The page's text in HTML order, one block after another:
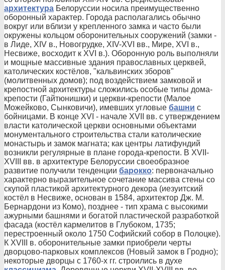
архитектура Белоруссии носила преимущественно
оборонный характер. Города располагались обычно
вокруг или вблизи у крепленного замка и часто были
окружены кольцом оборонительных сооружений (замки -
в Лиде, XIV в., Новогрудке, XIV-XVI вв., Мире, XVI в.,
Несвиже, восходит к XVI в.). Оборонную роль выполняли
и мощные массивные здания православных церквей,
католических костёлов, "кальвинских зборов"
(молитвенных домов); под воздействием замковой и
крепостной архитектуры сложились особые типы дома-
крепости (Гайтюнишки) и церкви-крепости (Малое
Можейково, Сынковичи), имевших угловые башни с
бойницами. В конце XVI - начале XVII вв. с утверждением
власти католической церкви основными объектами
монументального строительства стали католические
монастырь и замок магната; как центры латифундий
возникли регулярные в плане города-крепости. В XVII-
XVIII вв. в архитектуре Белоруссии своеобразное
развитие получили тенденции барокко: первоначально
характерно выразительное сочетание массива стены со
скупой пластикой архитектурного декора (иезуитский
костёл в Несвиже, основан в 1584, архитектор Дж. М.
Бернардони из Комо), позднее - тип храма с высокими
ажурными башнями и богатой пластической разработкой
фасада (костёл кармелитов в Глубоком, 1735;
перестроенный около 1750 Софийский собор в Полоцке).
К XVIII в. оборонительные замки приобрели черты
дворцово-парковых комплексов (Новый замок в Гродно);
некоторые дворцы с 1760-х гг. строились в духе